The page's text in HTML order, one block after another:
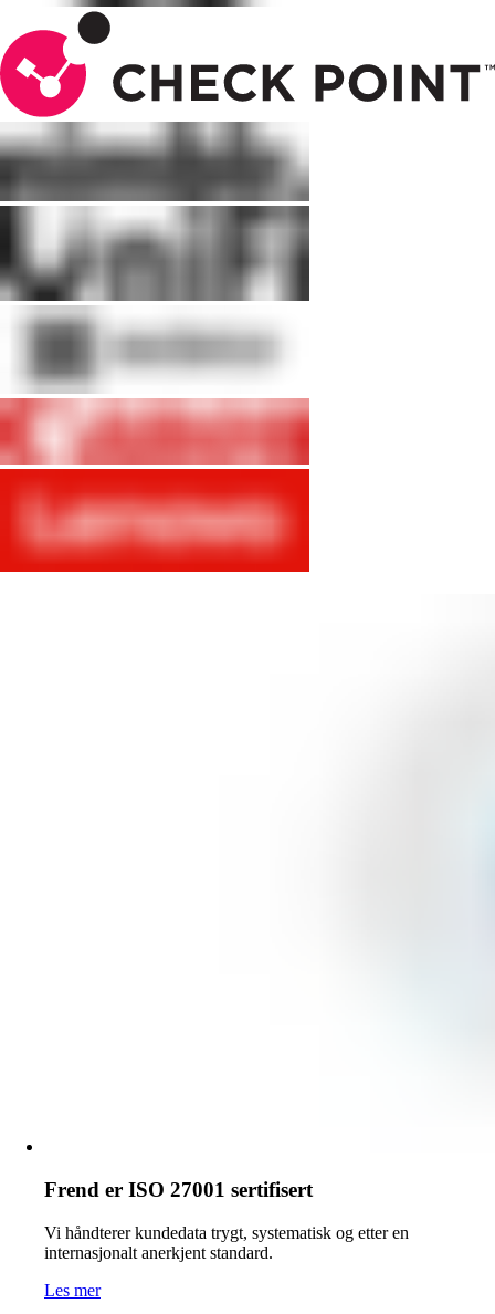
Frend er ISO 27001 sertifisert
Vi håndterer kundedata trygt, systematisk og etter en
internasjonalt anerkjent standard.
Les mer